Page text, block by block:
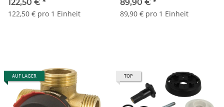
122,50 € *
122,50 € pro 1 Einheit
89,90 € *
89,90 € pro 1 Einheit
AUF LAGER TOP